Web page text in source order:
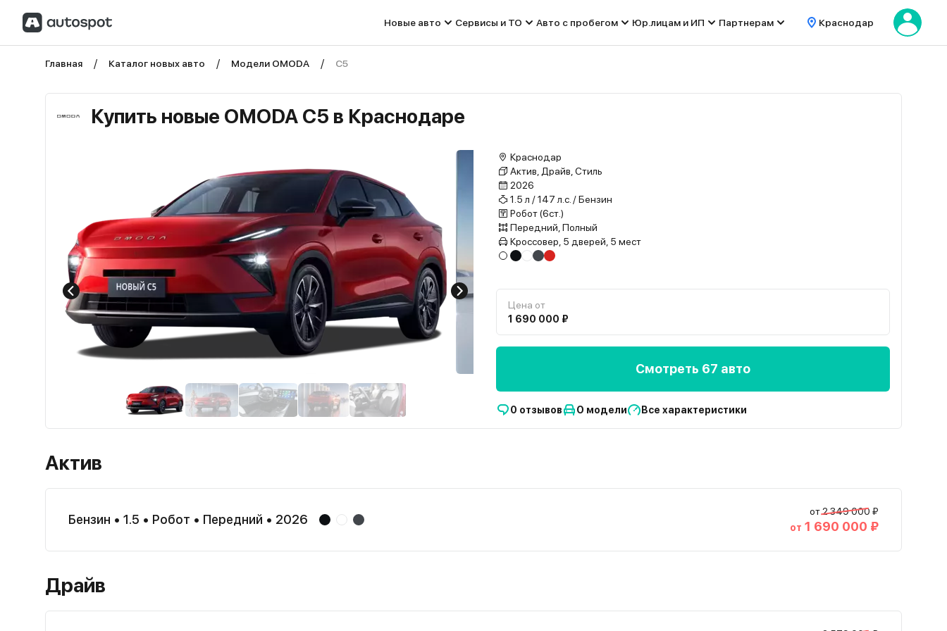
Новые авто Сервисы и ТО Авто с пробегом Юр.лицам и ИП Партнерам Краснодар
Главная Каталог новых авто Модели OMODA C5
Купить новые OMODA C5 в Краснодаре
Краснодар
Актив, Драйв, Стиль
2026
1.5 л / 147 л.с. / Бензин
Робот (6ст.)
Передний, Полный
Кроссовер, 5 дверей, 5 мест
Цена от
1 690 000 ₽
Смотреть 67 авто
0 отзывов О модели Все характеристики
Актив
Бензин • 1.5 • Робот • Передний • 2026
от 2 349 000 ₽
от 1 690 000 ₽
OMODA • C5
Драйв